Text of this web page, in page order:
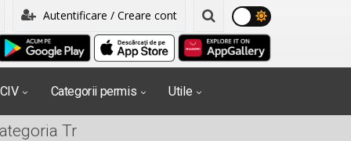
Autentificare / Creare cont
Categorii permis Utile
Tr